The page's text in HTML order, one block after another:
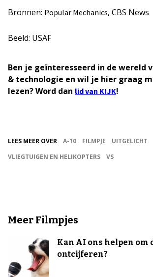
Bronnen: Popular Mechanics, CBS News
Beeld: USAF
Ben je geïnteresseerd in de wereld
& technologie en wil je hier graag
lezen? Word dan lid van KIJK!
LEES MEER OVER A-10 FILMPJE UITGELICHT
VLIEGTUIGEN EN HELIKOPTERS
VS
Meer Filmpjes
Kan AI ons helpen om
ontcijferen?